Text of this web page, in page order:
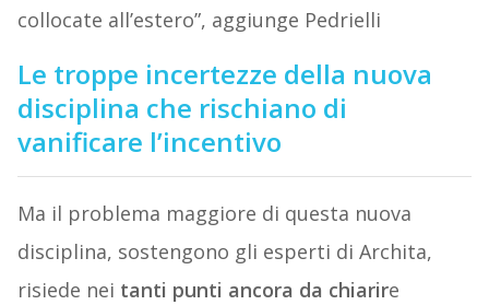
collocate all’estero”, aggiunge Pedrielli
Le troppe incertezze della nuova
disciplina che rischiano di
vanificare l’incentivo
Ma il problema maggiore di questa nuova
disciplina, sostengono gli esperti di Archita,
risiede nei tanti punti ancora da chiarire